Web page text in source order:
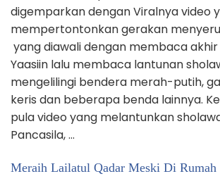
digemparkan dengan Viralnya video
mempertontonkan gerakan
yang diawali dengan membaca
Yaasiin lalu membaca lantunan
mengelilingi bendera merah-putih,
keris dan beberapa benda lainnya.
pula video yang melantunkan
Pancasila, …
Meraih Lailatul Qadar Meski Di Rumah